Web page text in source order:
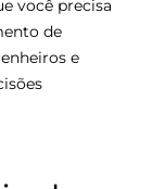
você precisa
de
e